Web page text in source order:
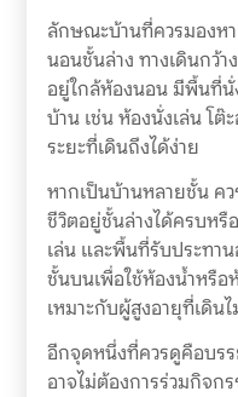
ลักษณะบ้านที่ควรมองห
นอนชั้นล่าง ทางเดินกว้
อยู่ใกล้ห้องนอน มีพื้นที่
บ้าน เช่น ห้องนั่งเล่น โต๊
ระยะที่เดินถึงได้ง่าย
หากเป็นบ้านหลายชั้น คว
ชีวิตอยู่ชั้นล่างได้ครบหรื
เล่น และพื้นที่รับประทา
ชั้นบนเพื่อใช้ห้องน้ำหรื
เหมาะกับผู้สูงอายุที่เดิน
อีกจุดหนึ่งที่ควรดูคือบร
อาจไม่ต้องการร่วมกิจก